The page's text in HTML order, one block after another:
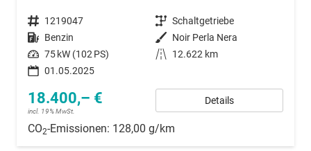
Fahrzeugnummer 1219047 Getriebe Schaltgetriebe
Kraftstoff Benzin Außenfarbe Noir Perla Nera
Leistung 75 kW (102 PS) Kilometerstand
12.622 km
01.05.2025
18.400,– €
incl. 19% MwSt.
Details
CO2-Emissionen: 128,00 g/km